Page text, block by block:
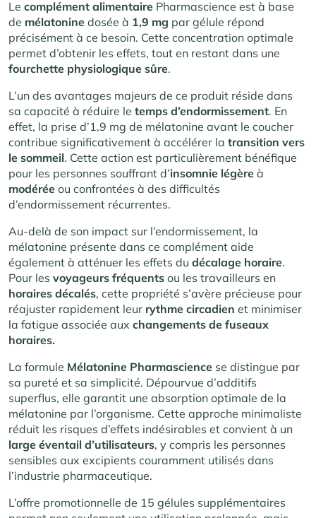
Le complément alimentaire Pharmascience est à base
de mélatonine dosée à 1,9 mg par gélule répond
précisément à ce besoin. Cette concentration optimale
permet d’obtenir les effets, tout en restant dans une
fourchette physiologique sûre.
L’un des avantages majeurs de ce produit réside dans
sa capacité à réduire le temps d’endormissement. En
effet, la prise d’1,9 mg de mélatonine avant le coucher
contribue significativement à accélérer la transition vers
le sommeil. Cette action est particulièrement bénéfique
pour les personnes souffrant d’insomnie légère à
modérée ou confrontées à des difficultés
d’endormissement récurrentes.
Au-delà de son impact sur l’endormissement, la
mélatonine présente dans ce complément aide
également à atténuer les effets du décalage horaire.
Pour les voyageurs fréquents ou les travailleurs en
horaires décalés, cette propriété s’avère précieuse pour
réajuster rapidement leur rythme circadien et minimiser
la fatigue associée aux changements de fuseaux
horaires.
La formule Mélatonine Pharmascience se distingue par
sa pureté et sa simplicité. Dépourvue d’additifs
superflus, elle garantit une absorption optimale de la
mélatonine par l’organisme. Cette approche minimaliste
réduit les risques d’effets indésirables et convient à un
large éventail d’utilisateurs, y compris les personnes
sensibles aux excipients couramment utilisés dans
l’industrie pharmaceutique.
L’offre promotionnelle de 15 gélules supplémentaires